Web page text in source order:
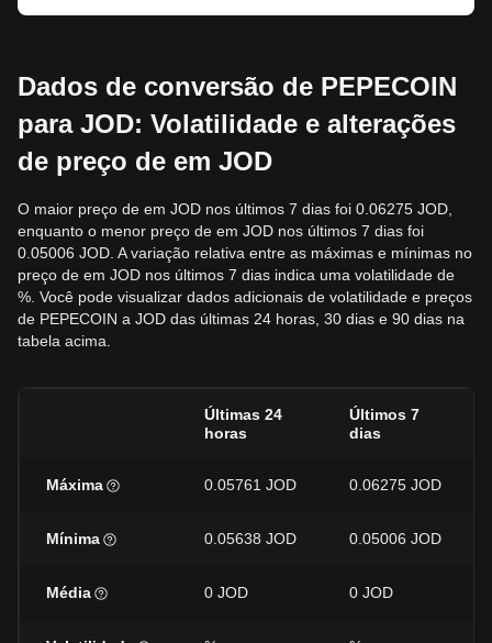
Dados de conversão de PEPECOIN
para JOD: Volatilidade e alterações
de preço de em JOD
O maior preço de em JOD nos últimos 7 dias foi 0.06275 JOD,
enquanto o menor preço de em JOD nos últimos 7 dias foi
0.05006 JOD. A variação relativa entre as máximas e mínimas no
preço de em JOD nos últimos 7 dias indica uma volatilidade de
%. Você pode visualizar dados adicionais de volatilidade e preços
de PEPECOIN a JOD das últimas 24 horas, 30 dias e 90 dias na
tabela acima.
Últimas 24
horas
Últimos 7
dias
Máxima 0.05761 JOD 0.06275 JOD
Mínima 0.05638 JOD 0.05006 JOD
Média 0 JOD 0 JOD